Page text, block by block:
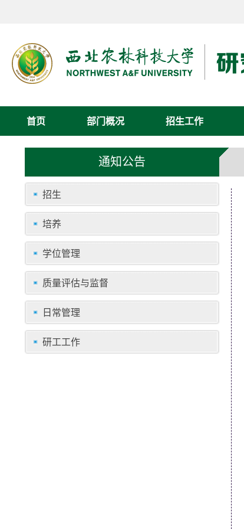
首页 部门概况 招生工作
通知公告
招生
培养
学位管理
质量评估与监督
日常管理
研工工作